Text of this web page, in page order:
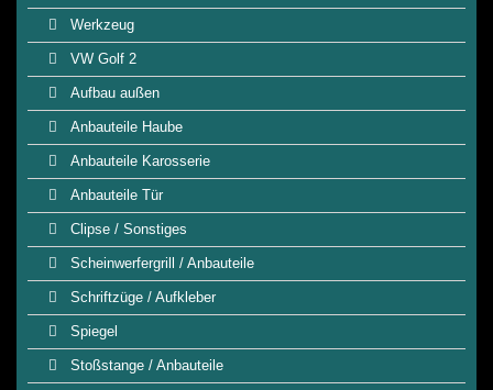
Werkzeug
VW Golf 2
Aufbau außen
Anbauteile Haube
Anbauteile Karosserie
Anbauteile Tür
Clipse / Sonstiges
Scheinwerfergrill / Anbauteile
Schriftzüge / Aufkleber
Spiegel
Stoßstange / Anbauteile